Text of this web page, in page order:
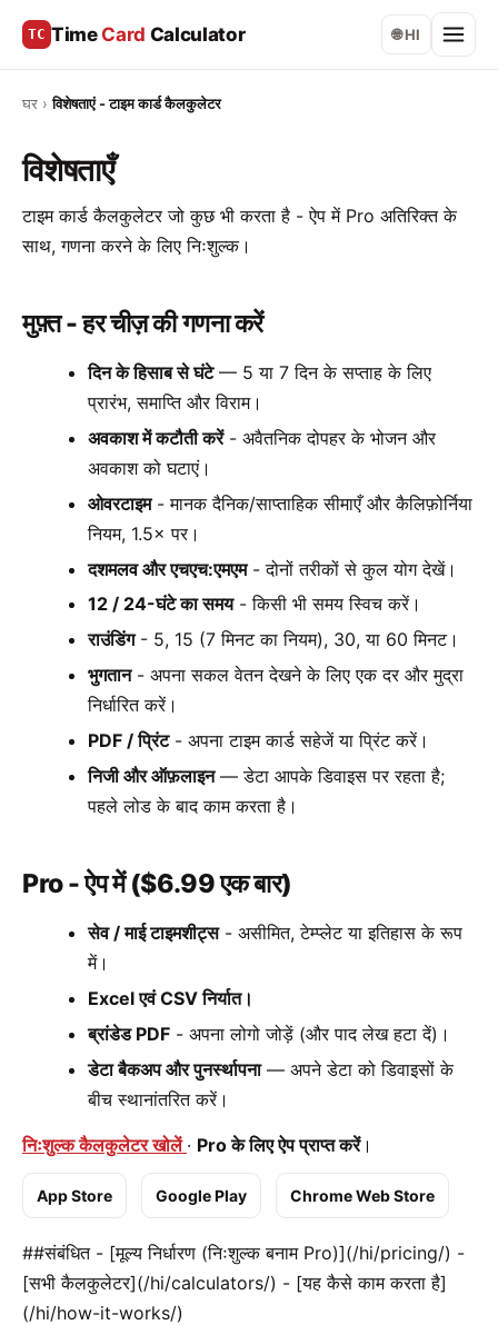
TC Time Card Calculator 🌐 HI
घर ›विशेषताएं - टाइम कार्ड कैलकुलेटर
विशेषताएँ
टाइम कार्ड कैलकुलेटर जो कुछ भी करता है - ऐप में Pro अतिरिक्त के
साथ, गणना करने के लिए निःशुल्क।
मुफ़्त - हर चीज़ की गणना करें
दिन के हिसाब से घंटे— 5 या 7 दिन के सप्ताह के लिए
प्रारंभ, समाप्ति और विराम।
अवकाश में कटौती करें- अवैतनिक दोपहर के भोजन और
अवकाश को घटाएं।
ओवरटाइम- मानक दैनिक/साप्ताहिक सीमाएँ और कैलिफ़ोर्निया
नियम, 1.5× पर।
दशमलव और एचएच:एमएम- दोनों तरीकों से कुल योग देखें।
12 / 24-घंटे का समय- किसी भी समय स्विच करें।
राउंडिंग- 5, 15 (7 मिनट का नियम), 30, या 60 मिनट।
भुगतान- अपना सकल वेतन देखने के लिए एक दर और मुद्रा
निर्धारित करें।
PDF / प्रिंट- अपना टाइम कार्ड सहेजें या प्रिंट करें।
निजी और ऑफ़लाइन— डेटा आपके डिवाइस पर रहता है;
पहले लोड के बाद काम करता है।
Pro - ऐप में ($6.99 एक बार)
सेव / माई टाइमशीट्स- असीमित, टेम्प्लेट या इतिहास के रूप
में।
Excel एवं CSV निर्यात।
ब्रांडेड PDF - अपना लोगो जोड़ें (और पाद लेख हटा दें)।
डेटा बैकअप और पुनर्स्थापना— अपने डेटा को डिवाइसों के
बीच स्थानांतरित करें।
निःशुल्क कैलकुलेटर खोलें · Pro के लिए ऐप प्राप्त करें।
App Store Google Play Chrome Web Store
##संबंधित - [मूल्य निर्धारण (निःशुल्क बनाम Pro)](/hi/pricing/) -
[सभी कैलकुलेटर](/hi/calculators/) - [यह कैसे काम करता है]
(/hi/how-it-works/)